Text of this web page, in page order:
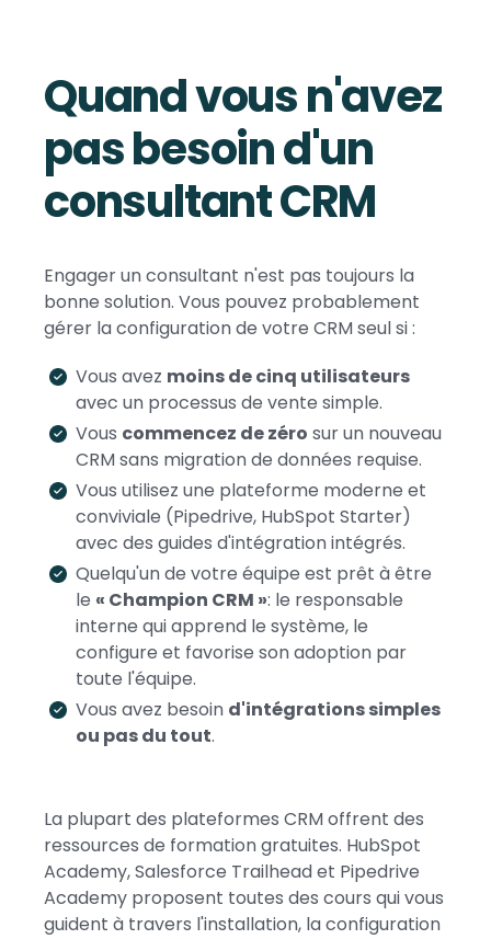
Quand vous n'avez
pas besoin d'un
consultant CRM
Engager un consultant n'est pas toujours la
bonne solution. Vous pouvez probablement
gérer la configuration de votre CRM seul si :
Vous avez moins de cinq utilisateurs
avec un processus de vente simple.
Vous commencez de zéro sur un nouveau
CRM sans migration de données requise.
Vous utilisez une plateforme moderne et
conviviale (Pipedrive, HubSpot Starter)
avec des guides d'intégration intégrés.
Quelqu'un de votre équipe est prêt à être
le « Champion CRM »: le responsable
interne qui apprend le système, le
configure et favorise son adoption par
toute l'équipe.
Vous avez besoin d'intégrations simples
ou pas du tout.
La plupart des plateformes CRM offrent des
ressources de formation gratuites. HubSpot
Academy, Salesforce Trailhead et Pipedrive
Academy proposent toutes des cours qui vous
guident à travers l'installation, la configuration